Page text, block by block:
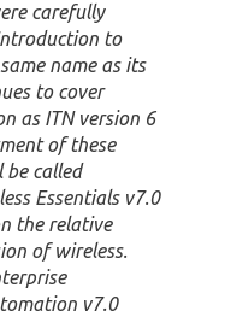
carefully
to
name as its
to cover
as ITN version 6
of these
be called
Essentials v7.0
the relative
of wireless.
v7.0